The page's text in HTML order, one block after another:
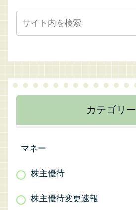
カテゴリー
マネー
株主優待
株主優待変更速報